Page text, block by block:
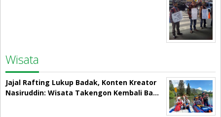
Wisata
Jajal Rafting Lukup Badak, Konten Kreator
Nasiruddin: Wisata Takengon Kembali Ba…